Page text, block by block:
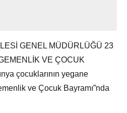
GENEL MÜDÜRLÜĞÜ 23
VE ÇOCUK
çocuklarının yegane
ve Çocuk Bayramı”nda